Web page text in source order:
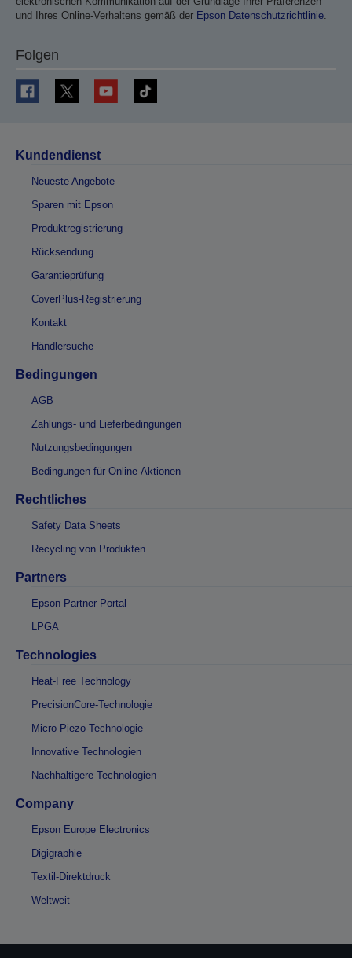
und Ihres Online-Verhaltens gemäß der Epson Datenschutzrichtlinie
Folgen
Kundendienst
Neueste Angebote
Sparen mit Epson
Produktregistrierung
Rücksendung
Garantieprüfung
CoverPlus-Registrierung
Kontakt
Händlersuche
Bedingungen
AGB
Zahlungs- und Lieferbedingungen
Nutzungsbedingungen
Bedingungen für Online-Aktionen
Rechtliches
Safety Data Sheets
Recycling von Produkten
Partners
Epson Partner Portal
LPGA
Technologies
Heat-Free Technology
PrecisionCore-Technologie
Micro Piezo-Technologie
Innovative Technologien
Nachhaltigere Technologien
Company
Epson Europe Electronics
Digigraphie
Textil-Direktdruck
Weltweit